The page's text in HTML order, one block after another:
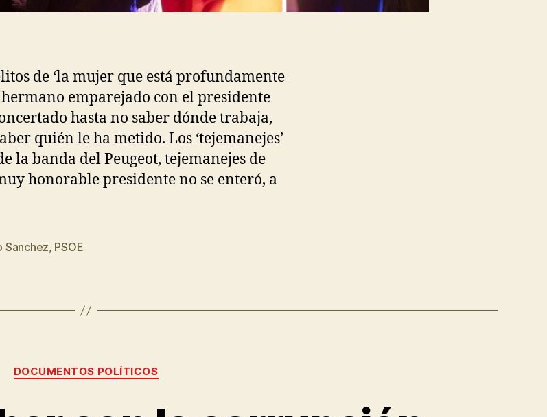
de ‘la mujer que está profundamente
emparejado con el presidente
hasta no saber dónde trabaja,
quién le ha metido. Los ‘tejemanejes’
la banda del Peugeot, tejemanejes de
honorable presidente no se enteró, a
Sanchez, PSOE
DOCUMENTOS POLÍTICOS